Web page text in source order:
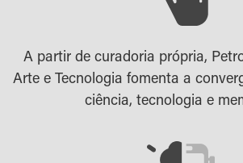
A partir de curadoria própria,
Arte e Tecnologia fomenta a
ciência, tecnologia e